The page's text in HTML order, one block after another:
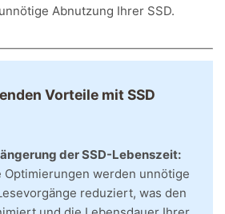
Abnutzung Ihrer SSD.
Vorteile mit SSD
der SSD-Lebenszeit:
Optimierungen werden unnötige
reduziert, was den